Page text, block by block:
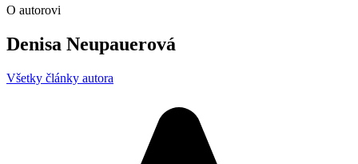
O autorovi
Denisa Neupauerová
Všetky články autora